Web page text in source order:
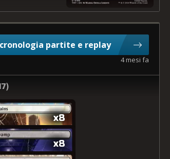
partite e replay
4 mesi fa
)
x8
x8